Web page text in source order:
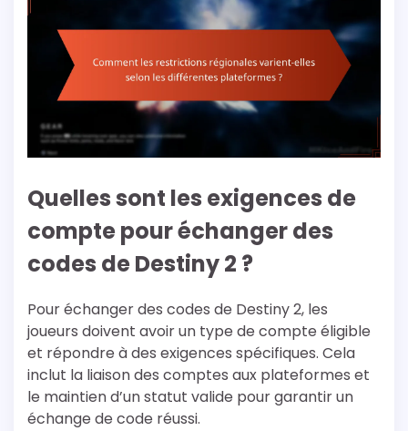
Quelles sont les exigences de
compte pour échanger des
codes de Destiny 2 ?
Pour échanger des codes de Destiny 2, les
joueurs doivent avoir un type de compte éligible
et répondre à des exigences spécifiques. Cela
inclut la liaison des comptes aux plateformes et
le maintien d’un statut valide pour garantir un
échange de code réussi.